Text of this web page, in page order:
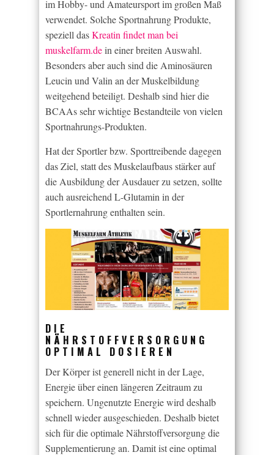
im Hobby- und Amateursport im großen Maß
verwendet. Solche Sportnahrung Produkte,
speziell dasKreatin findet man bei
muskelfarm.dein einer breiten Auswahl.
Besonders aber auch sind die Aminosäuren
Leucin und Valin an der Muskelbildung
weitgehend beteiligt. Deshalb sind hier die
BCAAs sehr wichtige Bestandteile von vielen
Sportnahrungs-Produkten.
Hat der Sportler bzw. Sporttreibende dagegen
das Ziel, statt des Muskelaufbaus stärker auf
die Ausbildung der Ausdauer zu setzen, sollte
auch ausreichend L-Glutamin in der
Sportlernahrung enthalten sein.
DIE
NÄHRSTOFFVERSORGUNG
OPTIMAL DOSIEREN
Der Körper ist generell nicht in der Lage,
Energie über einen längeren Zeitraum zu
speichern. Ungenutzte Energie wird deshalb
schnell wieder ausgeschieden. Deshalb bietet
sich für die optimale Nährstoffversorgung die
Supplementierung an. Damit ist eine optimal